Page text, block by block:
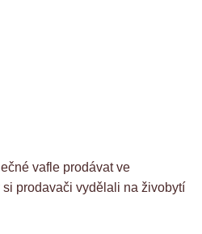
vafle prodávat ve
prodavači vydělali na živobytí